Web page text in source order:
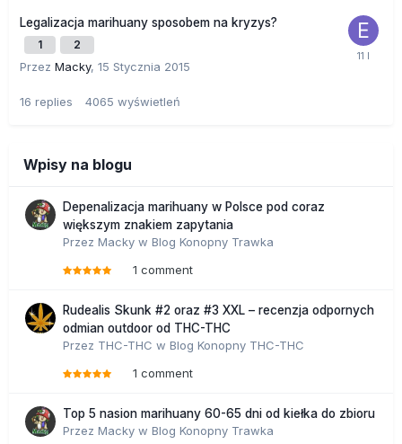
Legalizacja marihuany sposobem na kryzys?
1 2
Przez Macky, 15 Stycznia 2015
16 replies 4065 wyświetleń
Wpisy na blogu
Depenalizacja marihuany w Polsce pod coraz
większym znakiem zapytania
Przez Macky w Blog Konopny Trawka
1 comment
Rudealis Skunk #2 oraz #3 XXL – recenzja odpornych
odmian outdoor od THC-THC
Przez THC-THC w Blog Konopny THC-THC
1 comment
Top 5 nasion marihuany 60-65 dni od kiełka do zbioru
Przez Macky w Blog Konopny Trawka